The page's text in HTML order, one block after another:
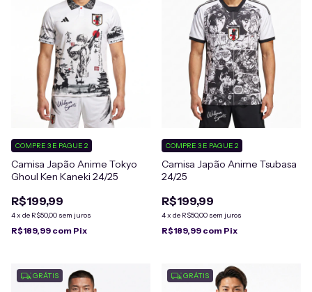
Camisa Japão Anime Tokyo
Ghoul Ken Kaneki 24/25
R$199,99
4x de R$50,00 sem juros
COMPRE 3 E PAGUE 2
R$189,99 com Pix
Camisa Japão Anime Tsubasa
24/25
R$199,99
4x de R$50,00 sem juros
COMPRE 3 E PAGUE 2
R$189,99 com Pix
GRÁTIS GRÁTIS